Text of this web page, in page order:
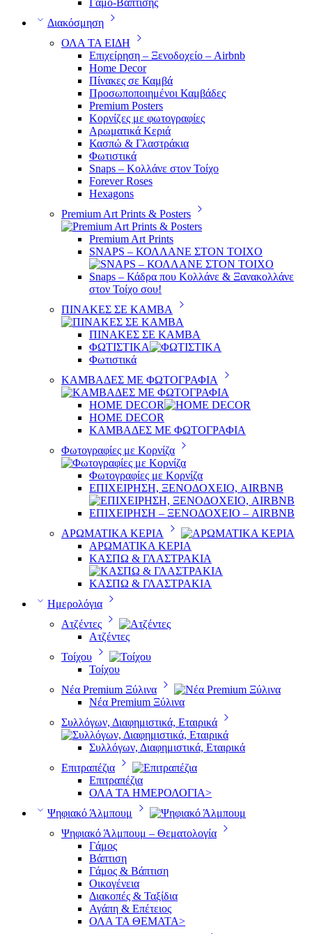
Διακόσμηση
ΟΛΑ ΤΑ ΕΙΔΗ
Επιχείρηση – Ξενοδοχείο – Airbnb
Home Decor
Πίνακες σε Καμβά
Προσωποποιημένοι Καμβάδες
Premium Posters
Κορνίζες με φωτογραφίες
Αρωματικά Κεριά
Κασπώ & Γλαστράκια
Φωτιστικά
Snaps – Κολλάνε στον Τοίχο
Forever Roses
Hexagons
Premium Art Prints & Posters
Premium Art Prints
SNAPS – ΚΟΛΛΑΝΕ ΣΤΟΝ ΤΟΙΧΟ
Snaps – Κάδρα που Κολλάνε & Ξανακολλάνε
στον Τοίχο σου!
ΠΙΝΑΚΕΣ ΣΕ ΚΑΜΒΑ
ΠΙΝΑΚΕΣ ΣΕ ΚΑΜΒΑ
ΦΩΤΙΣΤΙΚΑ
Φωτιστικά
ΚΑΜΒΑΔΕΣ ΜΕ ΦΩΤΟΓΡΑΦΙΑ
HOME DECOR
HOME DECOR
ΚΑΜΒΑΔΕΣ ΜΕ ΦΩΤΟΓΡΑΦΙΑ
Φωτογραφίες με Κορνίζα
Φωτογραφίες με Κορνίζα
ΕΠΙΧΕΙΡΗΣΗ, ΞΕΝΟΔΟΧΕΙΟ, AIRBNB
ΕΠΙΧΕΙΡΗΣΗ – ΞΕΝΟΔΟΧΕΙΟ – AIRBNB
ΑΡΩΜΑΤΙΚΑ ΚΕΡΙΑ
ΑΡΩΜΑΤΙΚΑ ΚΕΡΙΑ
ΚΑΣΠΩ & ΓΛΑΣΤΡΑΚΙΑ
ΚΑΣΠΩ & ΓΛΑΣΤΡΑΚΙΑ
Ημερολόγια
Ατζέντες
Ατζέντες
Τοίχου
Τοίχου
Νέα Premium Ξύλινα
Νέα Premium Ξύλινα
Συλλόγων, Διαφημιστικά, Εταιρικά
Συλλόγων, Διαφημιστικά, Εταιρικά
Επιτραπέζια
Επιτραπέζια
ΟΛΑ ΤΑ ΗΜΕΡΟΛΟΓΙΑ>
Ψηφιακό Άλμπουμ
Ψηφιακό Άλμπουμ – Θεματολογία
Γάμος
Βάπτιση
Γάμος & Βάπτιση
Οικογένεια
Διακοπές & Ταξίδια
Αγάπη & Επέτειος
ΟΛΑ ΤΑ ΘΕΜΑΤΑ>